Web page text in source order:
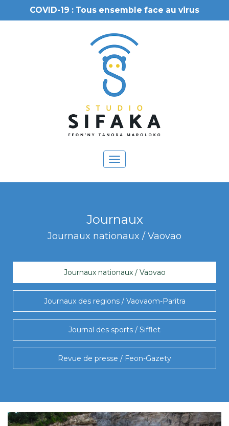
COVID-19 : Tous ensemble face au virus
Toggle
navigation
Journaux
Journaux nationaux / Vaovao
Journaux nationaux / Vaovao
Journaux des regions / Vaovaom-Paritra
Journal des sports / Sifflet
Revue de presse / Feon-Gazety